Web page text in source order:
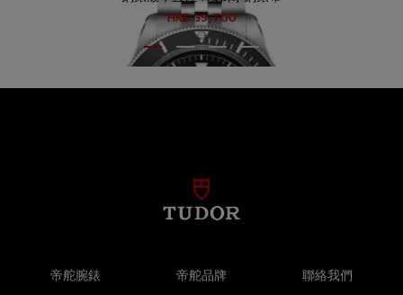
HKD39,700
帝舵腕錶 帝舵品牌 聯絡我們